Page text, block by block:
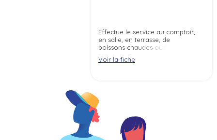
Effectue le service au comptoir,
en salle, en terrasse, de
boissons chaudes ou froides
consommation d''alcools.
sur les Etablissements Recevant
Voir la fiche